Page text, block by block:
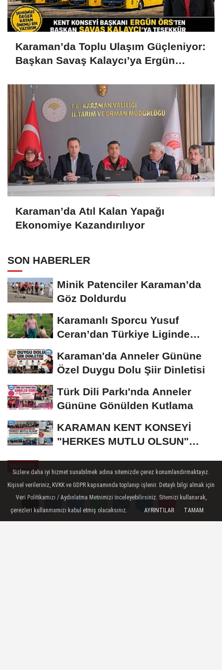
Yorumlar
Karaman’da Toplu Ulaşım Güçleniyor:
Başkan Savaş Kalaycı’ya Ergün
Karaman’da Atıl Kalan Yapağı
Ekonomiye Kazandırılıyor
SON HABERLER
Minik Patenciler Karaman’da
Göz Doldurdu
Karamanlı Sporcu Yusuf
Ceran’dan Türkiye Liginde
Karaman'da Anneler Gününe
Özel Duygu Dolu Şiir Dinletisi
Türk Dili Parkı'nda Anneler
Gününe Gönülden Kutlama
KARAMAN KENT KONSEYİ
"HERKES MUTLU OLSUN"
GÜNÜNE...
Yayınlanma: 13 Kasım 2025 - 13:55
Dayanıklı ve Kullanışlı Pirinç
Korkuluklar
Yorumlar
Sizlere daha iyi hizmet sunabilmek adına sitemizde çerez konumlandırmaktayız.
Kişisel verileriniz, KVKK ve GDPR kapsamında toplanıp işlenir. Detaylı bilgi almak için
Veri Politikamızı / Aydınlatma Metnimizi inceleyebilirsiniz. Sitemizi kullanarak,
çerezleri kullanmamızı kabul etmiş olacaksınız.
AYRINTILAR TAMAM